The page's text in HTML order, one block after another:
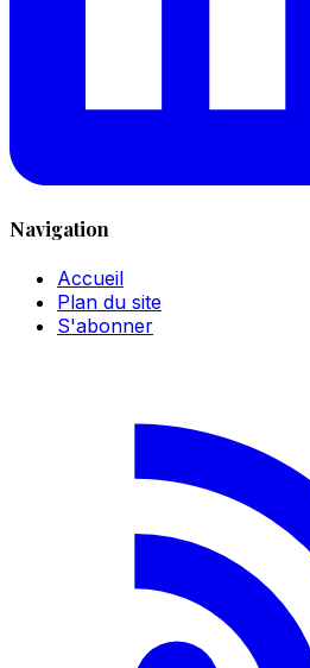
Navigation
Accueil
Plan du site
S'abonner